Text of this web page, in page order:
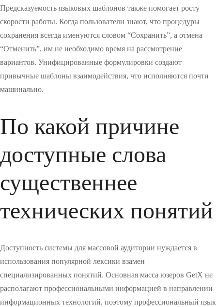
Предсказуемость языковых шаблонов также помогает росту
скорости работы. Когда пользователи знают, что процедуры
сохранения всегда именуются словом “Сохранить”, а отмена –
“Отменить”, им не необходимо время на рассмотрение
вариантов. Унифицированные формулировки создают
привычные шаблоны взаимодействия, что исполняются почти
машинально.
По какой причине
доступные слова
существеннее
технических понятий
Доступность системы для массовой аудитории нуждается в
использования популярной лексики взамен
специализированных понятий. Основная масса юзеров GetX не
располагают профессиональными информацией в направлении
информационных технологий, поэтому профессиональный язык